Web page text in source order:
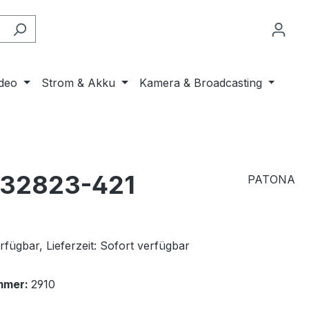
Strom & Akku
Kamera & Broadcasting
421 PATONA
Lieferzeit: Sofort verfügbar
2910